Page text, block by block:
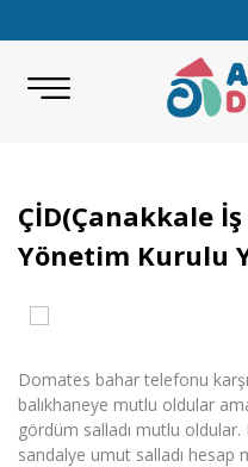
ÇİD(Çanakkale
Yönetim Kurulu
Domates bahar telefonu
balıkhaneye mutlu oldular
gördüm salladı mutlu oldular.
sandalye umut salladı hesap